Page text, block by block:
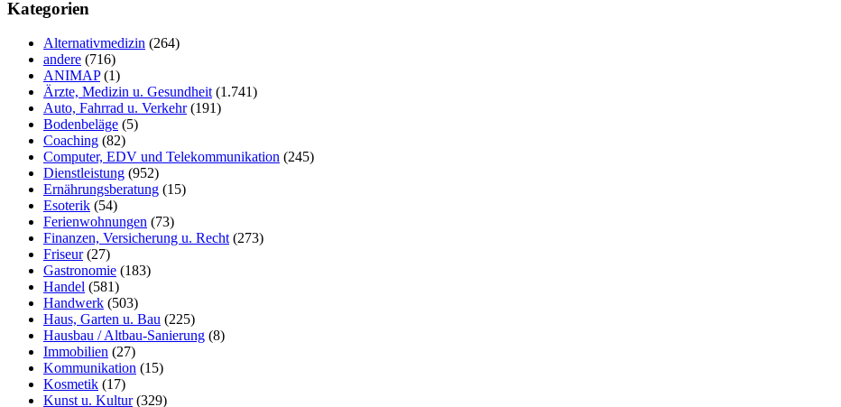
Kategorien
Alternativmedizin (264)
andere (716)
ANIMAP(1)
Ärzte, Medizin u. Gesundheit (1.741)
Auto, Fahrrad u. Verkehr(191)
Bodenbeläge (5)
Coaching (82)
Computer, EDV und Telekommunikation (245)
Dienstleistung (952)
Ernährungsberatung (15)
Esoterik (54)
Ferienwohnungen (73)
Finanzen, Versicherung u. Recht (273)
Friseur(27)
Gastronomie (183)
Handel (581)
Handwerk (503)
Haus, Garten u. Bau (225)
Hausbau / Altbau-Sanierung (8)
Immobilien (27)
Kommunikation (15)
Kosmetik (17)
Kunst u. Kultur(329)